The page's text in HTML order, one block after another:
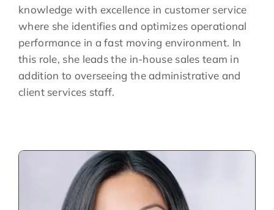
knowledge with excellence in customer service
where she identifies and optimizes operational
performance in a fast moving environment. In
this role, she leads the in-house sales team in
addition to overseeing the administrative and
client services staff.